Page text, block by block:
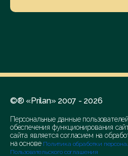
©® «Prilan» 2007 - 2026
Персональные данные
обеспечения функционирования
сайта является согласием на
на основе Политика обработки
Пользовательского соглашения